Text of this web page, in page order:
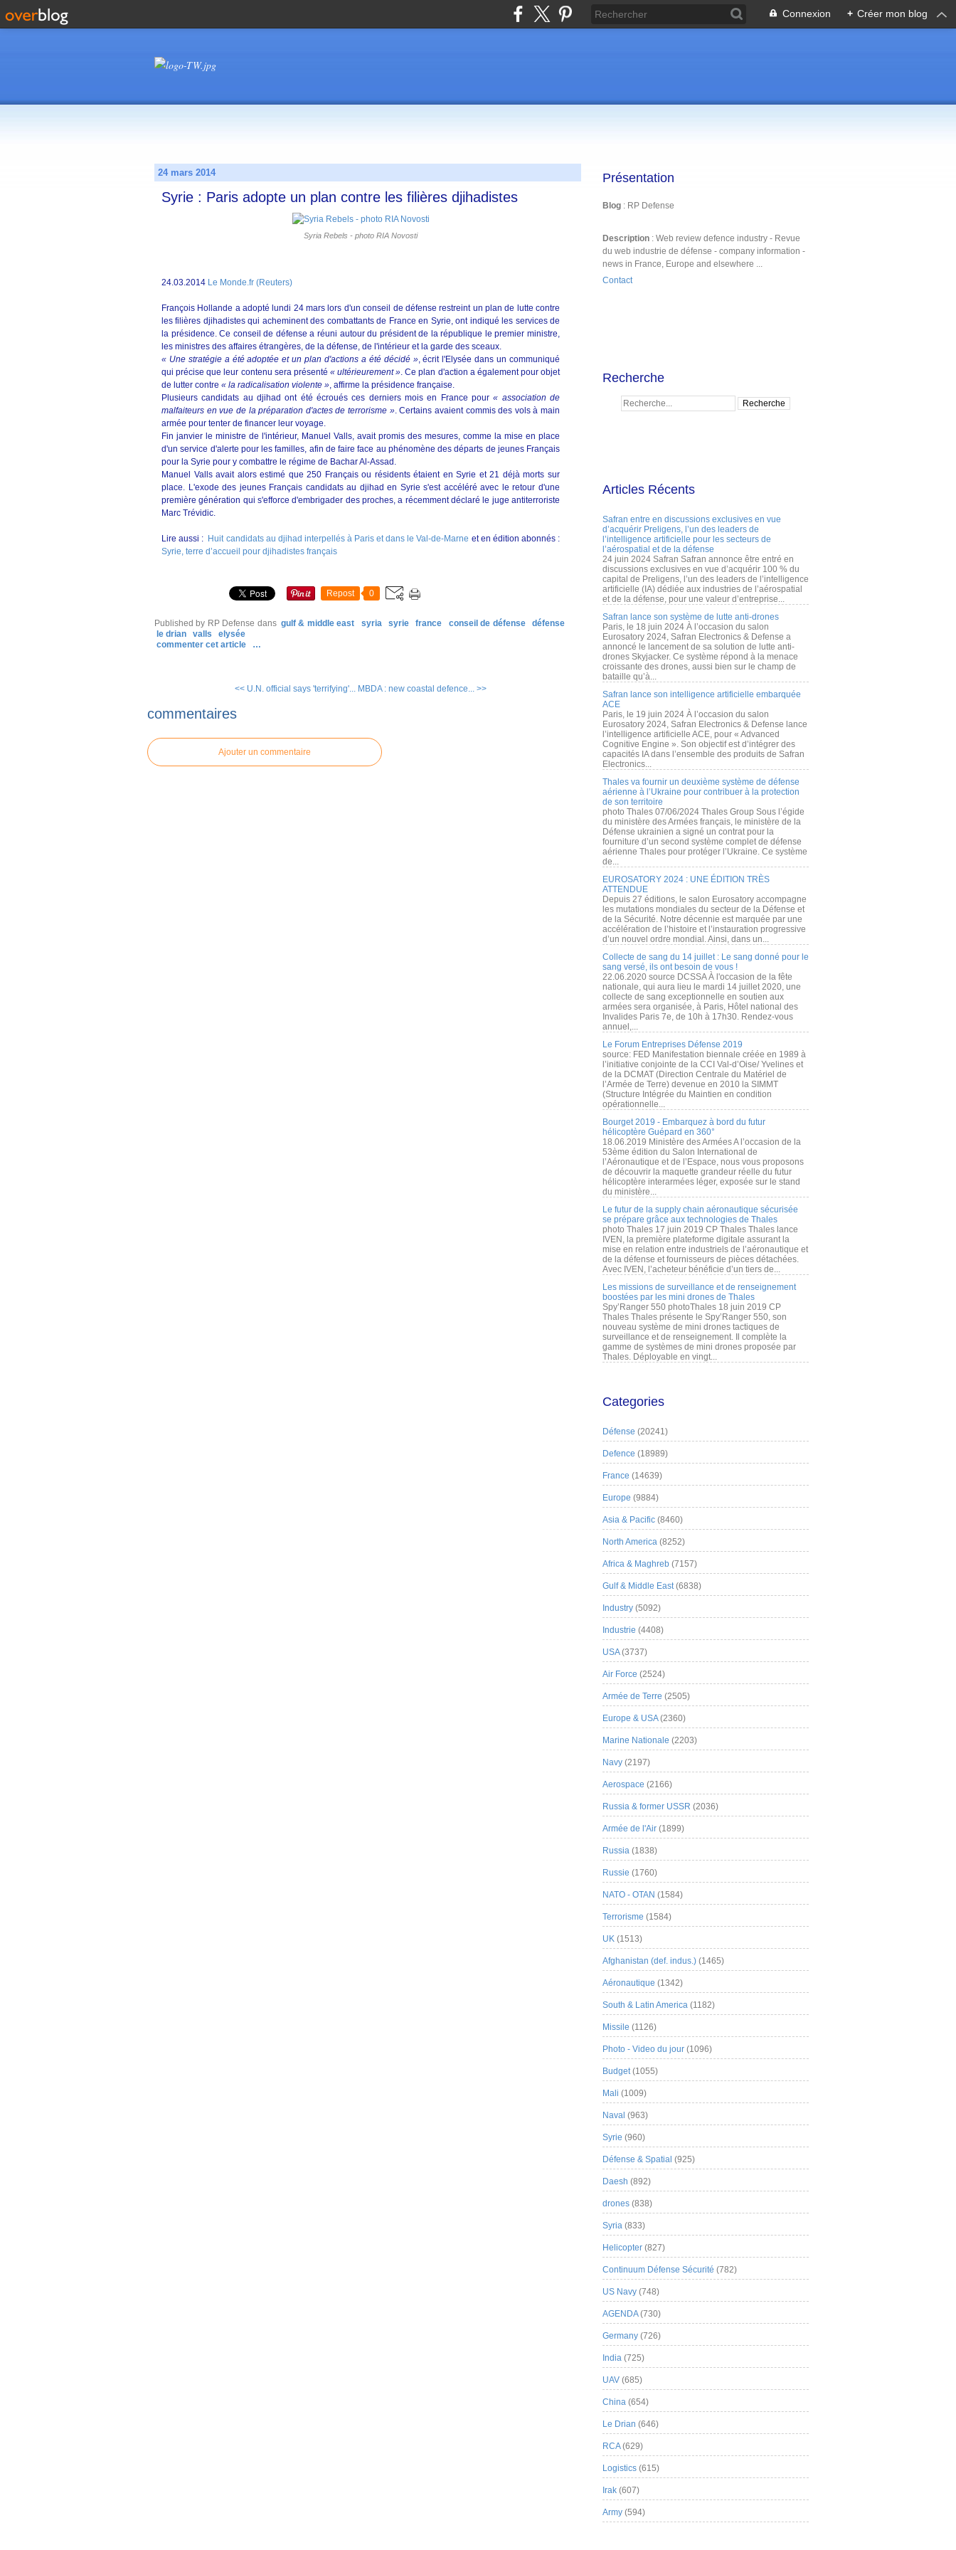
Connexion + Créer mon blog
24 mars 2014
Syrie : Paris adopte un plan contre les filières djihadistes
Syria Rebels - photo RIA Novosti
24.03.2014 Le Monde.fr (Reuters)
François Hollande a adopté lundi 24 mars lors d'un conseil de défense restreint un plan de lutte contre
les filières djihadistes qui acheminent des combattants de France en Syrie, ont indiqué les services de
la présidence. Ce conseil de défense a réuni autour du président de la république le premier ministre,
les ministres des affaires étrangères, de la défense, de l'intérieur et la garde des sceaux.
« Une stratégie a été adoptée et un plan d'actions a été décidé », écrit l'Elysée dans un communiqué
qui précise que leur contenu sera présenté « ultérieurement ». Ce plan d'action a également pour objet
de lutter contre « la radicalisation violente », affirme la présidence française.
Plusieurs candidats au djihad ont été écroués ces derniers mois en France pour« association de
malfaiteurs en vue de la préparation d'actes de terrorisme ». Certains avaient commis des vols à main
armée pour tenter de financer leur voyage.
Fin janvier le ministre de l'intérieur, Manuel Valls, avait promis des mesures, comme la mise en place
d'un service d'alerte pour les familles, afin de faire face au phénomène des départs de jeunes Français
pour la Syrie pour y combattre le régime de Bachar Al-Assad.
Manuel Valls avait alors estimé que 250 Français ou résidents étaient en Syrie et 21 déjà morts sur
place. L'exode des jeunes Français candidats au djihad en Syrie s'est accéléré avec le retour d'une
première génération qui s'efforce d'embrigader des proches, a récemment déclaré le juge antiterroriste
Marc Trévidic.
Lire aussi : Huit candidats au djihad interpellés à Paris et dans le Val-de-Marne et en édition abonnés :
Syrie, terre d’accueil pour djihadistes français
Repost 0
Published by RP Defense dans gulf & middle east syria syrie france conseil de défense
défense
le drian
valls
elysée
commenter cet article
…
<< U.N. official says 'terrifying'... MBDA : new coastal defence... >>
commentaires
Ajouter un commentaire
Présentation
Blog : RP Defense
Description : Web review defence industry - Revue
du web industrie de défense - company information -
news in France, Europe and elsewhere ...
Contact
Recherche
Articles Récents
Safran entre en discussions exclusives en vue
d’acquérir Preligens, l’un des leaders de
l’intelligence artificielle pour les secteurs de
l’aérospatial et de la défense
24 juin 2024 Safran Safran annonce être entré en
discussions exclusives en vue d’acquérir 100 % du
capital de Preligens, l’un des leaders de l’intelligence
artificielle (IA) dédiée aux industries de l’aérospatial
et de la défense, pour une valeur d’entreprise...
Safran lance son système de lutte anti-drones
Paris, le 18 juin 2024 À l’occasion du salon
Eurosatory 2024, Safran Electronics & Defense a
annoncé le lancement de sa solution de lutte anti-
drones Skyjacker. Ce système répond à la menace
croissante des drones, aussi bien sur le champ de
bataille qu’à...
Safran lance son intelligence artificielle embarquée
ACE
Paris, le 19 juin 2024 À l’occasion du salon
Eurosatory 2024, Safran Electronics & Defense lance
l’intelligence artificielle ACE, pour « Advanced
Cognitive Engine ». Son objectif est d’intégrer des
capacités IA dans l’ensemble des produits de Safran
Electronics...
Thales va fournir un deuxième système de défense
aérienne à l’Ukraine pour contribuer à la protection
de son territoire
photo Thales 07/06/2024 Thales Group Sous l’égide
du ministère des Armées français, le ministère de la
Défense ukrainien a signé un contrat pour la
fourniture d’un second système complet de défense
aérienne Thales pour protéger l’Ukraine. Ce système
de...
EUROSATORY 2024 : UNE ÉDITION TRÈS
ATTENDUE
Depuis 27 éditions, le salon Eurosatory accompagne
les mutations mondiales du secteur de la Défense et
de la Sécurité. Notre décennie est marquée par une
accélération de l’histoire et l’instauration progressive
d’un nouvel ordre mondial. Ainsi, dans un...
Collecte de sang du 14 juillet : Le sang donné pour le
sang versé, ils ont besoin de vous !
22.06.2020 source DCSSA À l'occasion de la fête
nationale, qui aura lieu le mardi 14 juillet 2020, une
collecte de sang exceptionnelle en soutien aux
armées sera organisée, à Paris, Hôtel national des
Invalides Paris 7e, de 10h à 17h30. Rendez-vous
annuel,...
Le Forum Entreprises Défense 2019
source: FED Manifestation biennale créée en 1989 à
l’initiative conjointe de la CCI Val-d’Oise/ Yvelines et
de la DCMAT (Direction Centrale du Matériel de
l’Armée de Terre) devenue en 2010 la SIMMT
(Structure Intégrée du Maintien en condition
opérationnelle...
Bourget 2019 - Embarquez à bord du futur
hélicoptère Guépard en 360°
18.06.2019 Ministère des Armées A l’occasion de la
53ème édition du Salon International de
l’Aéronautique et de l’Espace, nous vous proposons
de découvrir la maquette grandeur réelle du futur
hélicoptère interarmées léger, exposée sur le stand
du ministère...
Le futur de la supply chain aéronautique sécurisée
se prépare grâce aux technologies de Thales
photo Thales 17 juin 2019 CP Thales Thales lance
IVEN, la première plateforme digitale assurant la
mise en relation entre industriels de l’aéronautique et
de la défense et fournisseurs de pièces détachées.
Avec IVEN, l’acheteur bénéficie d’un tiers de...
Les missions de surveillance et de renseignement
boostées par les mini drones de Thales
Spy’Ranger 550 photoThales 18 juin 2019 CP
Thales Thales présente le Spy’Ranger 550, son
nouveau système de mini drones tactiques de
surveillance et de renseignement. Il complète la
gamme de systèmes de mini drones proposée par
Thales. Déployable en vingt...
Categories
Défense (20241)
Defence (18989)
France (14639)
Europe (9884)
Asia & Pacific (8460)
North America (8252)
Africa & Maghreb (7157)
Gulf & Middle East(6838)
Industry (5092)
Industrie (4408)
USA(3737)
Air Force (2524)
Armée de Terre (2505)
Europe & USA(2360)
Marine Nationale (2203)
Navy (2197)
Aerospace (2166)
Russia & former USSR (2036)
Armée de l'Air (1899)
Russia (1838)
Russie (1760)
NATO - OTAN (1584)
Terrorisme (1584)
UK (1513)
Afghanistan (def. indus.) (1465)
Aéronautique (1342)
South & Latin America (1182)
Missile (1126)
Photo - Video du jour (1096)
Budget(1055)
Mali (1009)
Naval (963)
Syrie (960)
Défense & Spatial (925)
Daesh (892)
drones (838)
Syria (833)
Helicopter (827)
Continuum Défense Sécurité (782)
US Navy (748)
AGENDA(730)
Germany (726)
India (725)
UAV (685)
China (654)
Le Drian (646)
RCA(629)
Logistics (615)
Irak (607)
Army (594)